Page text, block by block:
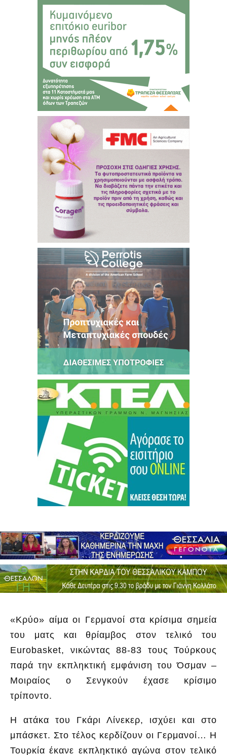
«Κρύο» αίμα οι Γερμανοί στα κρίσιμα σημεία
του ματς και θρίαμβος στον τελικό του
Eurobasket, νικώντας 88-83 τους Τούρκους
παρά την εκπληκτική εμφάνιση του Όσμαν –
Μοιραίος ο Σενγκούν έχασε κρίσιμο
τρίποντο.
Η ατάκα του Γκάρι Λίνεκερ, ισχύει και στο
μπάσκετ. Στο τέλος κερδίζουν οι Γερμανοί… Η
Τουρκία έκανε εκπληκτικό αγώνα στον τελικό